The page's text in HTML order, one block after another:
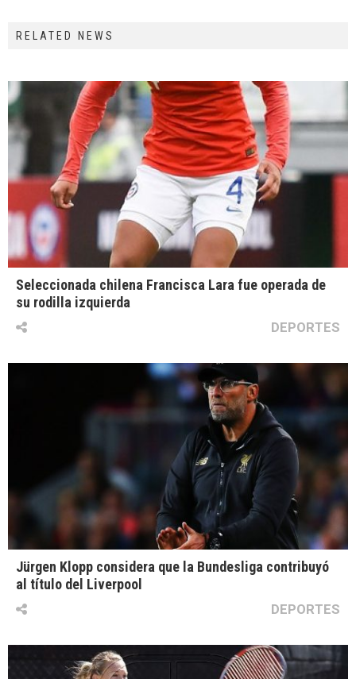
RELATED NEWS
Seleccionada chilena Francisca Lara fue operada de
su rodilla izquierda
DEPORTES
Jürgen Klopp considera que la Bundesliga contribuyó
al título del Liverpool
DEPORTES